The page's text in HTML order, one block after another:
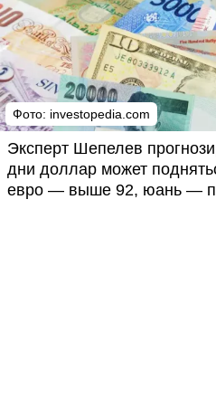
Фото: investopedia.com
Эксперт Шепелев
дни доллар может
евро — выше 92, юань —